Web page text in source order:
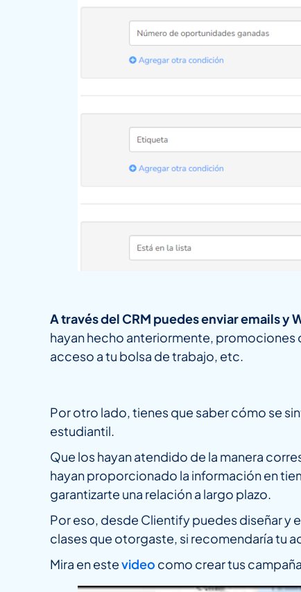
A través del CRM puedes enviar emails
hayan hecho anteriormente, promociones
acceso a tu bolsa de trabajo, etc.
Por otro lado, tienes que saber cómo se
estudiantil.
Que los hayan atendido de la manera
hayan proporcionado la información en
garantizarte una relación a largo plazo.
Por eso, desde Clientify puedes diseñar y
clases que otorgaste, si recomendaría tu
Mira en estevideo como crear tus